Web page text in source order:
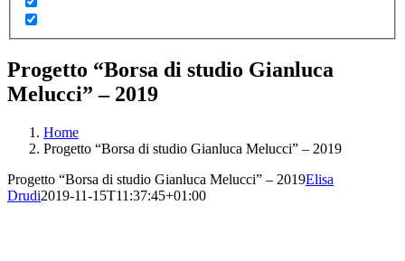
Progetto “Borsa di studio Gianluca
Melucci” – 2019
Home
Progetto “Borsa di studio Gianluca Melucci” – 2019
Progetto “Borsa di studio Gianluca Melucci” – 2019Elisa
Drudi2019-11-15T11:37:45+01:00